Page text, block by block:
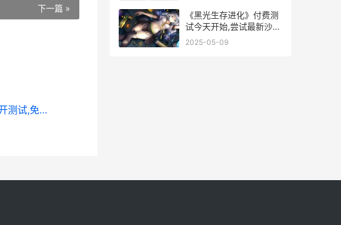
下一篇 »
二次元动作手机游戏《火环》正式公开测试,免下载PCtv即刻开玩 二次元动作游戏推荐手游
《黑光生存进化》付费测
试今天开始,尝试最新沙盒
生存世界 黑光生存进化官
2025-05-09